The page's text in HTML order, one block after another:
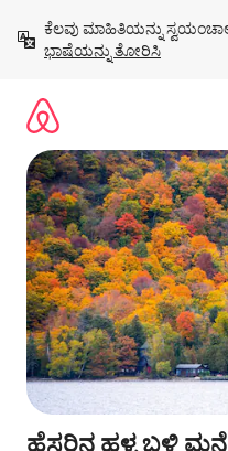
ಹೋಗಿ
ಕೆಲವು ಮಾಹಿತಿಯನ್ನು
ಭಾಷೆಯನ್ನು ತೋರಿಸಿ
ಹೆಸರಿನ ಹಳ್ಳ ಬಳಿ ಮನೆ